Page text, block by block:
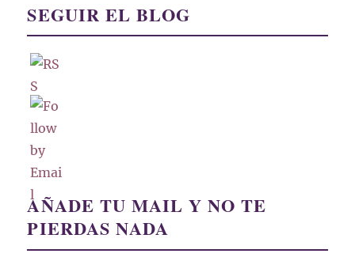
SEGUIR EL BLOG
AÑADE TU MAIL Y NO TE
PIERDAS NADA